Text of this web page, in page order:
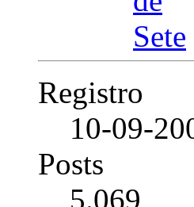
Registro
10-09-
Posts
5.069